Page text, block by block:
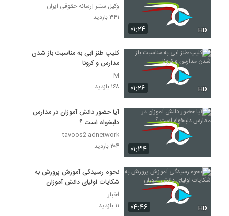
۰۱:۲۴ HD
وکیل سنتر |رسانه حقوقی ایران
۳۴۱ بازدید
۰۱:۲۶ HD
کلیپ طنز ابی به مناسبت باز شدن
مدارس و کرونا
M
۱۶۸ بازدید
۰۱:۳۴
آیا حضور دانش آموزان در مدارس
دلبخواه است ؟
tavoos2 adnetwork
۲۰۴ بازدید
۰۴:۴۶ HD
نحوه رسیدگی آموزش پرورش به
شکایات اولیای دانش آموزان
اخبار
۱۱ بازدید